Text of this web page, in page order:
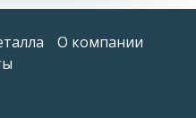
О компании